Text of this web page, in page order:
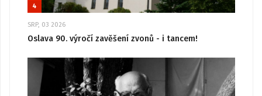
4
SRP, 03 2026
Oslava 90. výročí zavěšení zvonů - i tancem!